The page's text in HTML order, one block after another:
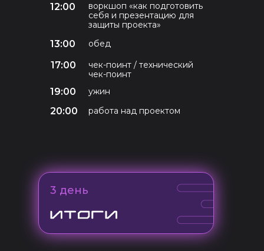
20:00 работа над проектом
12:00
воркшоп «как подготовить
себя и презентацию для
защиты проекта»
13:00 обед
17:00
чек-поинт / технический
чек-поинт
19:00 ужин
3 день